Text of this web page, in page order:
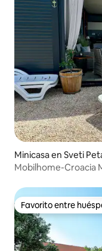
Minicasa en Sveti
Mobilhome-Croacia
Favorito entre
Favorito entre